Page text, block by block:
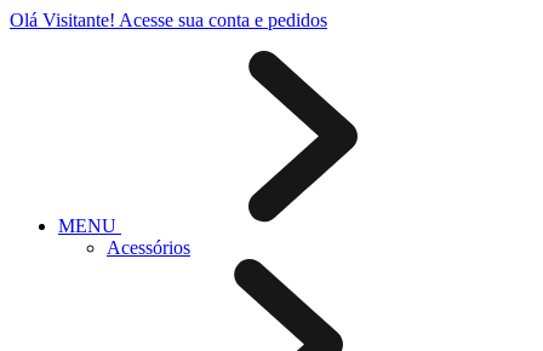
Olá Visitante! Acesse sua conta e pedidos
MENU
Acessórios